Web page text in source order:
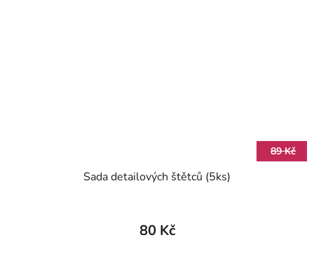
89 Kč
Sada detailových štětců (5ks)
80 Kč